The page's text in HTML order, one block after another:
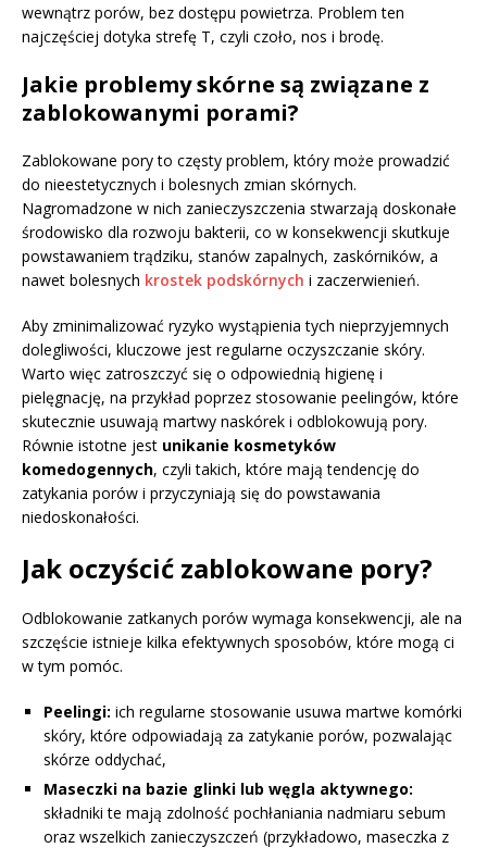
wewnątrz porów, bez dostępu powietrza. Problem ten
najczęściej dotyka strefę T, czyli czoło, nos i brodę.
Jakie problemy skórne są związane z
zablokowanymi porami?
Zablokowane pory to częsty problem, który może prowadzić
do nieestetycznych i bolesnych zmian skórnych.
Nagromadzone w nich zanieczyszczenia stwarzają doskonałe
środowisko dla rozwoju bakterii, co w konsekwencji skutkuje
powstawaniem trądziku, stanów zapalnych, zaskórników, a
nawet bolesnych krostek podskórnych i zaczerwienień.
Aby zminimalizować ryzyko wystąpienia tych nieprzyjemnych
dolegliwości, kluczowe jest regularne oczyszczanie skóry.
Warto więc zatroszczyć się o odpowiednią higienę i
pielęgnację, na przykład poprzez stosowanie peelingów, które
skutecznie usuwają martwy naskórek i odblokowują pory.
Równie istotne jest unikanie kosmetyków
komedogennych, czyli takich, które mają tendencję do
zatykania porów i przyczyniają się do powstawania
niedoskonałości.
Jak oczyścić zablokowane pory?
Odblokowanie zatkanych porów wymaga konsekwencji, ale na
szczęście istnieje kilka efektywnych sposobów, które mogą ci
w tym pomóc.
Peelingi: ich regularne stosowanie usuwa martwe komórki
skóry, które odpowiadają za zatykanie porów, pozwalając
skórze oddychać,
Maseczki na bazie glinki lub węgla aktywnego:
składniki te mają zdolność pochłaniania nadmiaru sebum
oraz wszelkich zanieczyszczeń (przykładowo, maseczka z